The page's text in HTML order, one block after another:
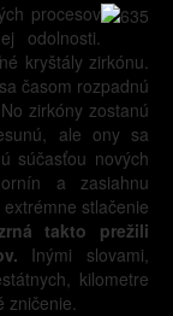
procesov
odolnosti.
kryštály zirkónu.
časom rozpadnú
zirkóny zostanú
ale ony sa
súčasťou nových
a zasiahnu
stlačenie
takto prežili
Inými slovami,
kilometre
zničenie.